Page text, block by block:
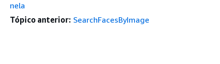
nela
Tópico anterior: SearchFacesByImage